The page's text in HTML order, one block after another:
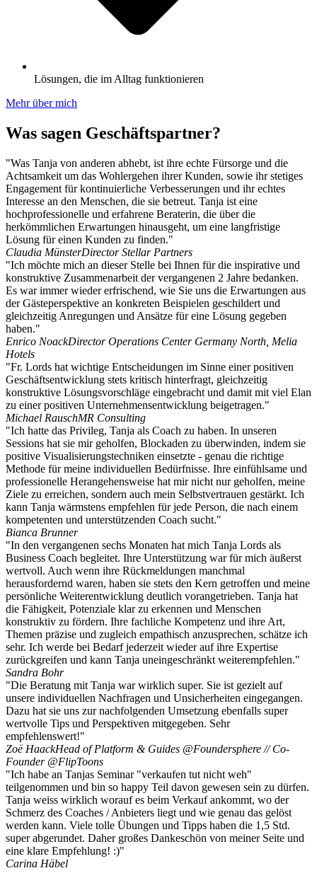
Lösungen, die im Alltag funktionieren
Mehr über mich
Was sagen Geschäftspartner?
"Was Tanja von anderen abhebt, ist ihre echte Fürsorge und die
Achtsamkeit um das Wohlergehen ihrer Kunden, sowie ihr stetiges
Engagement für kontinuierliche Verbesserungen und ihr echtes
Interesse an den Menschen, die sie betreut. Tanja ist eine
hochprofessionelle und erfahrene Beraterin, die über die
herkömmlichen Erwartungen hinausgeht, um eine langfristige
Lösung für einen Kunden zu finden."
Claudia MünsterDirector Stellar Partners
"Ich möchte mich an dieser Stelle bei Ihnen für die inspirative und
konstruktive Zusammenarbeit der vergangenen 2 Jahre bedanken.
Es war immer wieder erfrischend, wie Sie uns die Erwartungen aus
der Gästeperspektive an konkreten Beispielen geschildert und
gleichzeitig Anregungen und Ansätze für eine Lösung gegeben
haben."
Enrico NoackDirector Operations Center Germany North, Melia
Hotels
"Fr. Lords hat wichtige Entscheidungen im Sinne einer positiven
Geschäftsentwicklung stets kritisch hinterfragt, gleichzeitig
konstruktive Lösungsvorschläge eingebracht und damit mit viel Elan
zu einer positiven Unternehmensentwicklung beigetragen."
Michael RauschMR Consulting
"Ich hatte das Privileg, Tanja als Coach zu haben. In unseren
Sessions hat sie mir geholfen, Blockaden zu überwinden, indem sie
positive Visualisierungstechniken einsetzte - genau die richtige
Methode für meine individuellen Bedürfnisse. Ihre einfühlsame und
professionelle Herangehensweise hat mir nicht nur geholfen, meine
Ziele zu erreichen, sondern auch mein Selbstvertrauen gestärkt. Ich
kann Tanja wärmstens empfehlen für jede Person, die nach einem
kompetenten und unterstützenden Coach sucht."
Bianca Brunner
"In den vergangenen sechs Monaten hat mich Tanja Lords als
Business Coach begleitet. Ihre Unterstützung war für mich äußerst
wertvoll. Auch wenn ihre Rückmeldungen manchmal
herausfordernd waren, haben sie stets den Kern getroffen und meine
persönliche Weiterentwicklung deutlich vorangetrieben. Tanja hat
die Fähigkeit, Potenziale klar zu erkennen und Menschen
konstruktiv zu fördern. Ihre fachliche Kompetenz und ihre Art,
Themen präzise und zugleich empathisch anzusprechen, schätze ich
sehr. Ich werde bei Bedarf jederzeit wieder auf ihre Expertise
zurückgreifen und kann Tanja uneingeschränkt weiterempfehlen."
Sandra Bohr
"Die Beratung mit Tanja war wirklich super. Sie ist gezielt auf
unsere individuellen Nachfragen und Unsicherheiten eingegangen.
Dazu hat sie uns zur nachfolgenden Umsetzung ebenfalls super
wertvolle Tips und Perspektiven mitgegeben. Sehr
empfehlenswert!"
Zoë HaackHead of Platform & Guides @Foundersphere // Co-
Founder @FlipToons
"Ich habe an Tanjas Seminar "verkaufen tut nicht weh"
teilgenommen und bin so happy Teil davon gewesen sein zu dürfen.
Tanja weiss wirklich worauf es beim Verkauf ankommt, wo der
Schmerz des Coaches / Anbieters liegt und wie genau das gelöst
werden kann. Viele tolle Übungen und Tipps haben die 1,5 Std.
super abgerundet. Daher großes Dankeschön von meiner Seite und
eine klare Empfehlung! :)"
Carina Häbel